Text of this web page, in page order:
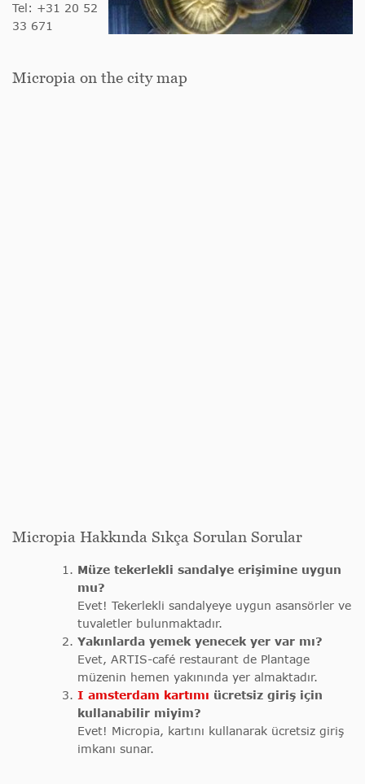
Tel: +31 20 52
33 671
Micropia on the city map
Micropia Hakkında Sıkça Sorulan Sorular
Müze tekerlekli sandalye erişimine uygun
mu?
Evet! Tekerlekli sandalyeye uygun asansörler ve
tuvaletler bulunmaktadır.
Yakınlarda yemek yenecek yer var mı?
Evet, ARTIS-café restaurant de Plantage
müzenin hemen yakınında yer almaktadır.
I amsterdam kartımı ücretsiz giriş için
kullanabilir miyim?
Evet! Micropia, kartını kullanarak ücretsiz giriş
imkanı sunar.